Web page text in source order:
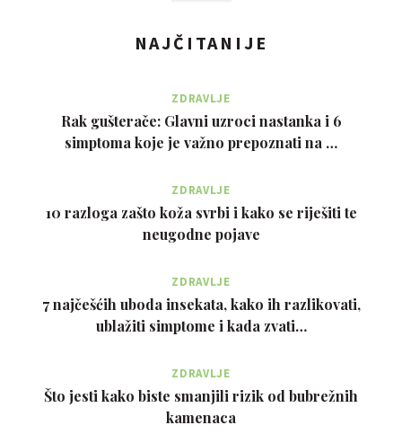
NAJČITANIJE
ZDRAVLJE
Rak gušterače: Glavni uzroci nastanka i 6
simptoma koje je važno prepoznati na …
ZDRAVLJE
10 razloga zašto koža svrbi i kako se riješiti te
neugodne pojave
ZDRAVLJE
7 najčešćih uboda insekata, kako ih razlikovati,
ublažiti simptome i kada zvati…
ZDRAVLJE
Što jesti kako biste smanjili rizik od bubrežnih
kamenaca